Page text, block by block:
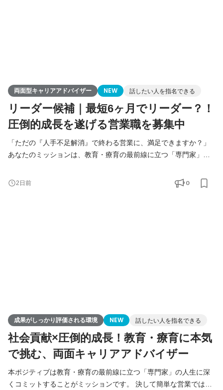
両面型キャリアアドバイザー NEW 話したい人を指名できる
リーダー候補｜最短6ヶ月でリーダー？！
圧倒的成長を遂げる営業職を募集中
「ただの『人手不足解消』で終わる営業に、満足できますか？」
あなたのミッションは、教育・療育の最前線に立つ「専門家」の
ん。しかし、あなたの介在によって専門家のキャリアが輝き、現
場の質が変わる瞬間を目の当たりにできる。 本物の営業力と人間
2日前 0
成果がしっかり評価される環境 NEW 話したい人を指名できる
社会貢献×圧倒的成長！教育・療育に本気
で挑む、両面キャリアアドバイザー
本ポジティブは教育・療育の最前線に立つ「専門家」の人生に深
くコミットすることがミッションです。 決して簡単な営業ではあ